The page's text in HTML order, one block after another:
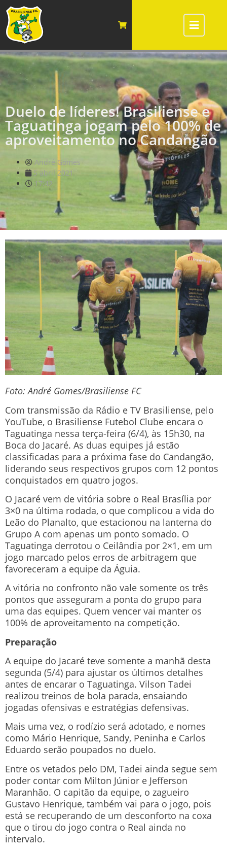
Duelo de líderes! Brasiliense e
Taguatinga jogam pelo 100% de
aproveitamento no Candangão
André Gomes
5 abril 2021
17:42
Foto: André Gomes/Brasiliense FC
Com transmissão da Rádio e TV Brasiliense, pelo
YouTube, o Brasiliense Futebol Clube encara o
Taguatinga nessa terça-feira (6/4), às 15h30, na
Boca do Jacaré. As duas equipes já estão
classificadas para a próxima fase do Candangão,
liderando seus respectivos grupos com 12 pontos
conquistados em quatro jogos.
O Jacaré vem de vitória sobre o Real Brasília por
3×0 na última rodada, o que complicou a vida do
Leão do Planalto, que estacionou na lanterna do
Grupo A com apenas um ponto somado. O
Taguatinga derrotou o Ceilândia por 2×1, em um
jogo marcado pelos erros de arbitragem que
favoreceram a equipe da Águia.
A vitória no confronto não vale somente os três
pontos que asseguram a ponta do grupo para
uma das equipes. Quem vencer vai manter os
100% de aproveitamento na competição.
Preparação
A equipe do Jacaré teve somente a manhã desta
segunda (5/4) para ajustar os últimos detalhes
antes de encarar o Taguatinga. Vilson Tadei
realizou treinos de bola parada, ensaiando
jogadas ofensivas e estratégias defensivas.
Mais uma vez, o rodízio será adotado, e nomes
como Mário Henrique, Sandy, Peninha e Carlos
Eduardo serão poupados no duelo.
Entre os vetados pelo DM, Tadei ainda segue sem
poder contar com Milton Júnior e Jefferson
Maranhão. O capitão da equipe, o zagueiro
Gustavo Henrique, também vai para o jogo, pois
está se recuperando de um desconforto na coxa
que o tirou do jogo contra o Real ainda no
intervalo.